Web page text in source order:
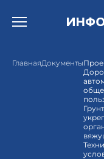
Открыть бургер
ГлавнаяДокументы